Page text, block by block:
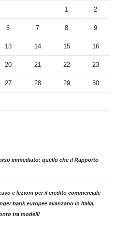
1 2
6 7 8 9
13 14 15 16
20 21 22 23
27 28 29 30
immediato: quello che il Rapporto
e lezioni per il credito commerciale
bank europee avanzano in Italia,
tra modelli